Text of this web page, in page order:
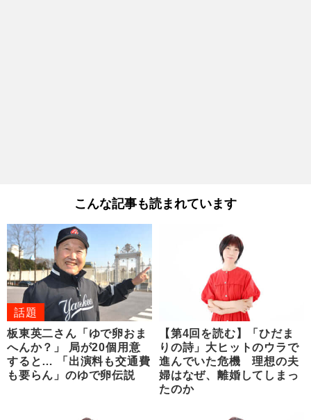
こんな記事も読まれています
話題
板東英二さん「ゆで卵おま
へんか？」 局が20個用意
すると… 「出演料も交通費
も要らん」のゆで卵伝説
【第4回を読む】「ひだま
りの詩」大ヒットのウラで
進んでいた危機 理想の夫
婦はなぜ、離婚してしまっ
たのか